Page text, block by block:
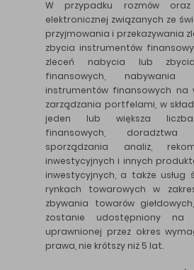
W przypadku rozmów oraz
elektronicznej związanych ze
przyjmowania i przekazywania
zbycia instrumentów
zleceń nabycia lub
finansowych,
instrumentów finansowych na
zarządzania portfelami, w
jeden lub większa liczba
finansowych, doradztwa
sporządzania analiz,
inwestycyjnych i innych
inwestycyjnych, a także usług
rynkach towarowych w
zbywania towarów
zostanie udostępniony na
uprawnionej przez okres
prawa, nie krótszy niż 5 lat.